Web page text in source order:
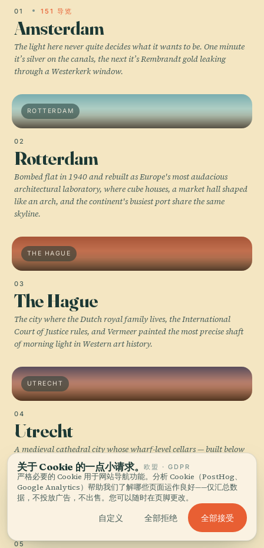
01 151 导览
Amsterdam
The light here never quite decides what it wants to be. One minute
it’s silver on the canals, the next it’s Rembrandt gold leaking
through a Westerkerk window.
ROTTERDAM
02
Rotterdam
Bombed flat in 1940 and rebuilt as Europe's most audacious
architectural laboratory, where cube houses, a market hall shaped
like an arch, and the continent's busiest port share the same
skyline.
THE HAGUE
03
The Hague
The city where the Dutch royal family lives, the International
Court of Justice rules, and Vermeer painted the most precise shaft
of morning light in Western art history.
UTRECHT
04
Utrecht
A medieval cathedral city whose wharf-level cellars — built below
the canal waterline in the 14th century — are now restaurants and
bars you descend into from the street above.
05
关于 Cookie 的一点小请求。欧盟 · GDPR
严格必要的 Cookie 用于网站导航功能。分析 Cookie（PostHog、
Google Analytics）帮助我们了解哪些页面运作良好——仅汇总数
据，不投放广告，不出售。您可以随时在页脚更改。
自定义 全部拒绝 全部接受